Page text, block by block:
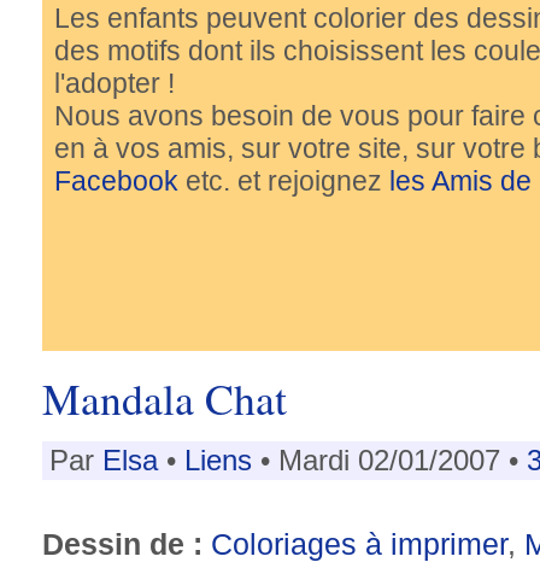
Les enfants peuvent colorier des
des motifs dont ils choisissent les
l'adopter !
Nous avons besoin de vous pour
en à vos amis, sur votre site, sur
Facebook etc. et rejoignez les Amis
Mandala Chat
Par Elsa• Liens • Mardi 02/01/2007 •
Dessin de : Coloriages à imprimer,